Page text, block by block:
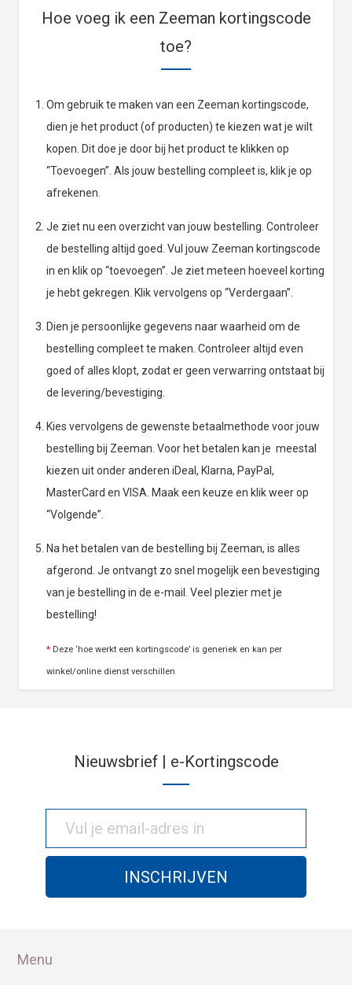
Hoe voeg ik een Zeeman kortingscode
toe?
Om gebruik te maken van een Zeeman kortingscode,
dien je het product (of producten) te kiezen wat je wilt
kopen. Dit doe je door bij het product te klikken op
“Toevoegen”. Als jouw bestelling compleet is, klik je op
afrekenen.
Je ziet nu een overzicht van jouw bestelling. Controleer
de bestelling altijd goed. Vul jouw Zeeman kortingscode
in en klik op “toevoegen”. Je ziet meteen hoeveel korting
je hebt gekregen. Klik vervolgens op “Verdergaan”.
Dien je persoonlijke gegevens naar waarheid om de
bestelling compleet te maken. Controleer altijd even
goed of alles klopt, zodat er geen verwarring ontstaat bij
de levering/bevestiging.
Kies vervolgens de gewenste betaalmethode voor jouw
bestelling bij Zeeman. Voor het betalen kan je meestal
kiezen uit onder anderen iDeal, Klarna, PayPal,
MasterCard en VISA. Maak een keuze en klik weer op
“Volgende”.
Na het betalen van de bestelling bij Zeeman, is alles
afgerond. Je ontvangt zo snel mogelijk een bevestiging
van je bestelling in de e-mail. Veel plezier met je
bestelling!
* Deze ‘hoe werkt een kortingscode’ is generiek en kan per
winkel/online dienst verschillen
Nieuwsbrief | e-Kortingscode
Menu